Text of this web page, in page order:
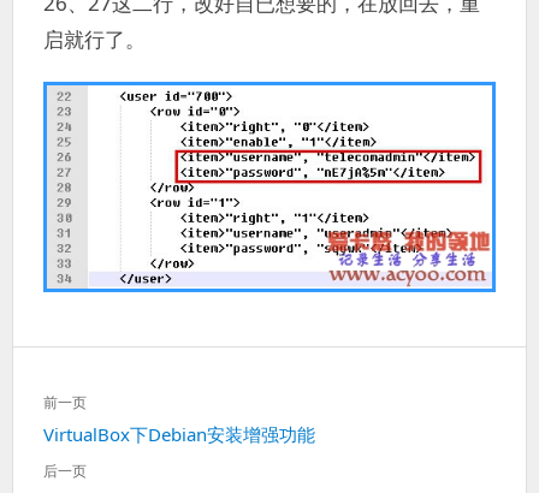
启就行了。
文
章
导
航
前一页
上
一
篇：
VirtualBox下Debian安装增强功能
后一页